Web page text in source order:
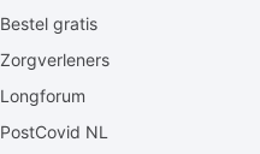
Bestel gratis
Zorgverleners
Longforum
PostCovid NL